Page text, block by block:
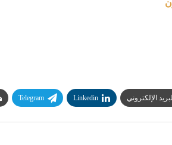
البريد الإلكتروني Linkedin
Telegram